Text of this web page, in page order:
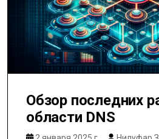
Обзор последних
области DNS